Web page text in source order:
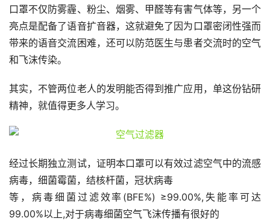
口罩不仅防雾霾、粉尘、烟雾、甲醛等有害气体等，另一个
亮点是配备了语音扩音器，这就避免了因为口罩密闭性强而
带来的语音交流困难，还可以防范医生与患者交流时的空气
和飞沫传染。
其实，不管两位老人的发明能否得到推广应用，单这份钻研
精神，就值得更多人学习。
经过长期独立测试，证明本口罩可以有效过滤空气中的流感
病毒，细菌霉菌，结核杆菌，冠状病毒
等，病毒细菌过滤效率(BFE%) ≥99.00%,失能率可达
99.00%以上,对于病毒细菌空气飞沫传播有很好的